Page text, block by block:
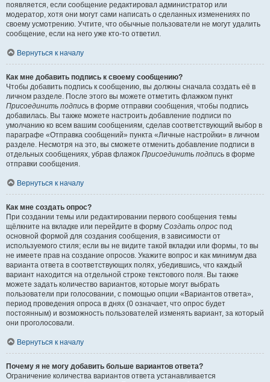
появляется, если сообщение редактировал администратор или
модератор, хотя они могут сами написать о сделанных изменениях по
своему усмотрению. Учтите, что обычные пользователи не могут удалить
сообщение, если на него уже кто-то ответил.
Вернуться к началу
Как мне добавить подпись к своему сообщению?
Чтобы добавить подпись к сообщению, вы должны сначала создать её в
личном разделе. После этого вы можете отметить флажком пункт
Присоединить подпись в форме отправки сообщения, чтобы подпись
добавилась. Вы также можете настроить добавление подписи по
умолчанию ко всем вашим сообщениям, сделав соответствующий выбор в
параграфе «Отправка сообщений» пункта «Личные настройки» в личном
разделе. Несмотря на это, вы сможете отменить добавление подписи в
отдельных сообщениях, убрав флажок Присоединить подпись в форме
отправки сообщения.
Вернуться к началу
Как мне создать опрос?
При создании темы или редактировании первого сообщения темы
щёлкните на вкладке или перейдите в форму Создать опрос под
основной формой для создания сообщения, в зависимости от
используемого стиля; если вы не видите такой вкладки или формы, то вы
не имеете прав на создание опросов. Укажите вопрос и как минимум два
варианта ответа в соответствующих полях, убедившись, что каждый
вариант находится на отдельной строке текстового поля. Вы также
можете задать количество вариантов, которые могут выбрать
пользователи при голосовании, с помощью опции «Вариантов ответа»,
период проведения опроса в днях (0 означает, что опрос будет
постоянным) и возможность пользователей изменять вариант, за который
они проголосовали.
Вернуться к началу
Почему я не могу добавить больше вариантов ответа?
Ограничение количества вариантов ответа устанавливается